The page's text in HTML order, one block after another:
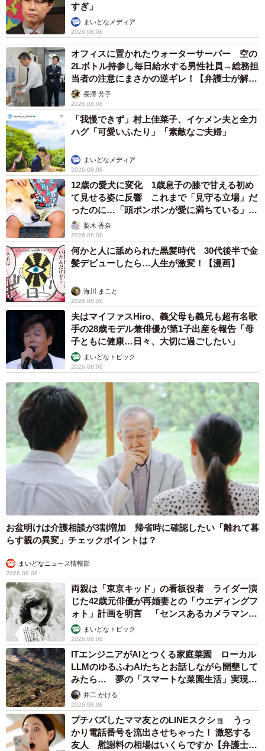
すぎ」
まいどなメディア
2026.08.08
オフィスに置かれたウォーターサーバー 空の
2Lボトル持参し毎日給水する男性社員→総務担
当者の注意にまさかの逆ギレ！【弁護士が解
説】長澤 芳子
2026.08.08
「我慢できず」村上佳菜子、イケメン夫と全力
ハグ「可愛いふたり」「素敵なご夫婦」
まいどなメディア
2026.08.08
12歳の愛犬に変化 1歳息子の膝で甘える初め
て見せる姿に反響 これまで「見守る立場」だ
ったのに…「頭ポンポンが愛に満ちている」
「尊…」
梨木 香奈
2026.08.08
何かと人に舐められた黒髪時代 30代後半で金
髪デビューしたら…人生が激変！【漫画】
海川 まこと
2026.08.08
夫はマイファスHiro、義父母も義兄も超有名歌
手の28歳モデル兼俳優が第1子出産を報告「母
子ともに健康…日々、大切に過ごしたい」
まいどなトピック
2026.08.08
お盆明けは介護相談が3割増加 帰省時に確認したい「離れて暮
らす親の異変」チェックポイントは？
まいどなニュース情報部
2026.08.08
両親は「東京キッド」の看板役者 ライダー演
じた42歳元俳優が再婚妻との「ウエディングフ
ォト」計画を明言 「センスあるカメラマン求
む」まいどなトピック
2026.08.08
ITエンジニアがAIとつくる家庭菜園 ローカル
LLMのゆるふわAIたちとお話しながら開墾して
みたら… 夢の「スマートな菜園生活」実現な
るか井二 かける
2026.08.08
プチバズしたママ友とのLINEスクショ うっ
かり電話番号を流出させちゃった！ 激怒する
友人 慰謝料の相場はいくらですか【弁護士が